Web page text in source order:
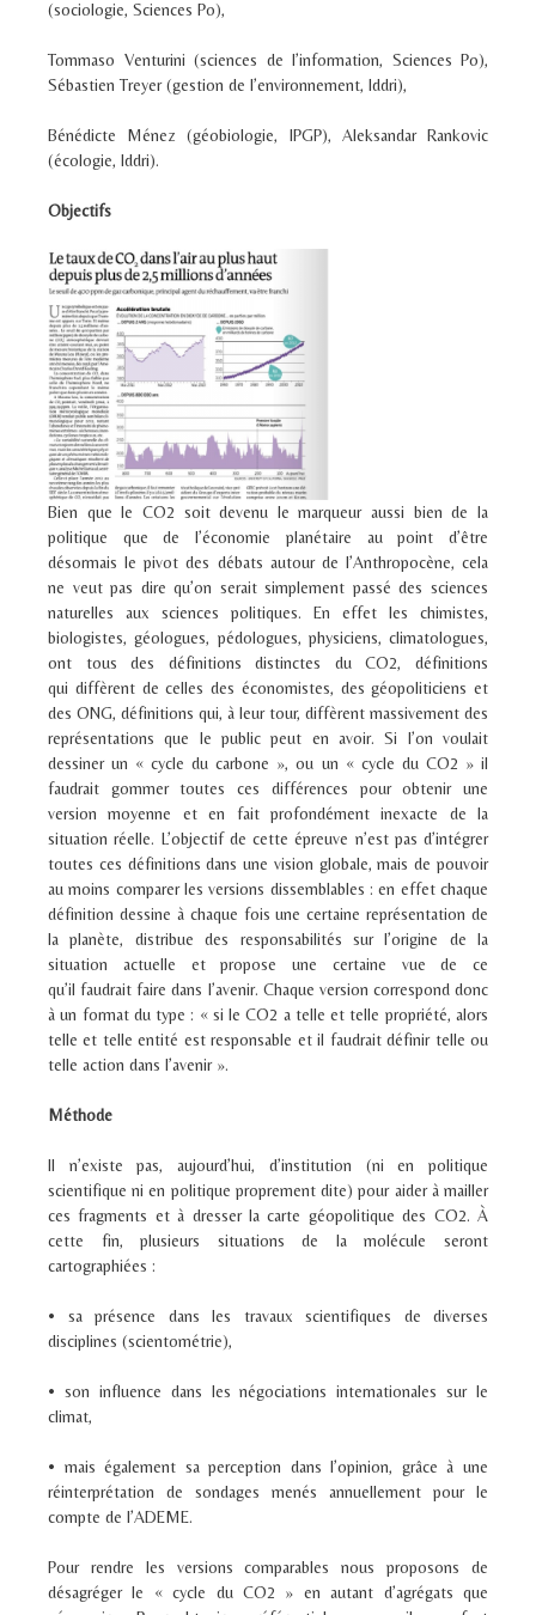
(sociologie, Sciences Po),
Tommaso Venturini (sciences de l’information, Sciences Po),
Sébastien Treyer (gestion de l’environnement, Iddri),
Bénédicte Ménez (géobiologie, IPGP), Aleksandar Rankovic
(écologie, Iddri).
Objectifs
Bien que le CO2 soit devenu le marqueur aussi bien de la
politique que de l’économie planétaire au point d’être
désormais le pivot des débats autour de l’Anthropocène, cela
ne veut pas dire qu’on serait simplement passé des sciences
naturelles aux sciences politiques. En effet les chimistes,
biologistes, géologues, pédologues, physiciens, climatologues,
ont tous des définitions distinctes du CO2, définitions
qui diffèrent de celles des économistes, des géopoliticiens et
des ONG, définitions qui, à leur tour, diffèrent massivement des
représentations que le public peut en avoir. Si l’on voulait
dessiner un « cycle du carbone », ou un « cycle du CO2 » il
faudrait gommer toutes ces différences pour obtenir une
version moyenne et en fait profondément inexacte de la
situation réelle. L’objectif de cette épreuve n’est pas d’intégrer
toutes ces définitions dans une vision globale, mais de pouvoir
au moins comparer les versions dissemblables : en effet chaque
définition dessine à chaque fois une certaine représentation de
la planète, distribue des responsabilités sur l’origine de la
situation actuelle et propose une certaine vue de ce
qu’il faudrait faire dans l’avenir. Chaque version correspond donc
à un format du type : « si le CO2 a telle et telle propriété, alors
telle et telle entité est responsable et il faudrait définir telle ou
telle action dans l’avenir ».
Méthode
Il n’existe pas, aujourd’hui, d’institution (ni en politique
scientifique ni en politique proprement dite) pour aider à mailler
ces fragments et à dresser la carte géopolitique des CO2. À
cette fin, plusieurs situations de la molécule seront
cartographiées :
• sa présence dans les travaux scientifiques de diverses
disciplines (scientométrie),
• son influence dans les négociations internationales sur le
climat,
• mais également sa perception dans l’opinion, grâce à une
réinterprétation de sondages menés annuellement pour le
compte de l’ADEME.
Pour rendre les versions comparables nous proposons de
désagréger le « cycle du CO2 » en autant d’agrégats que